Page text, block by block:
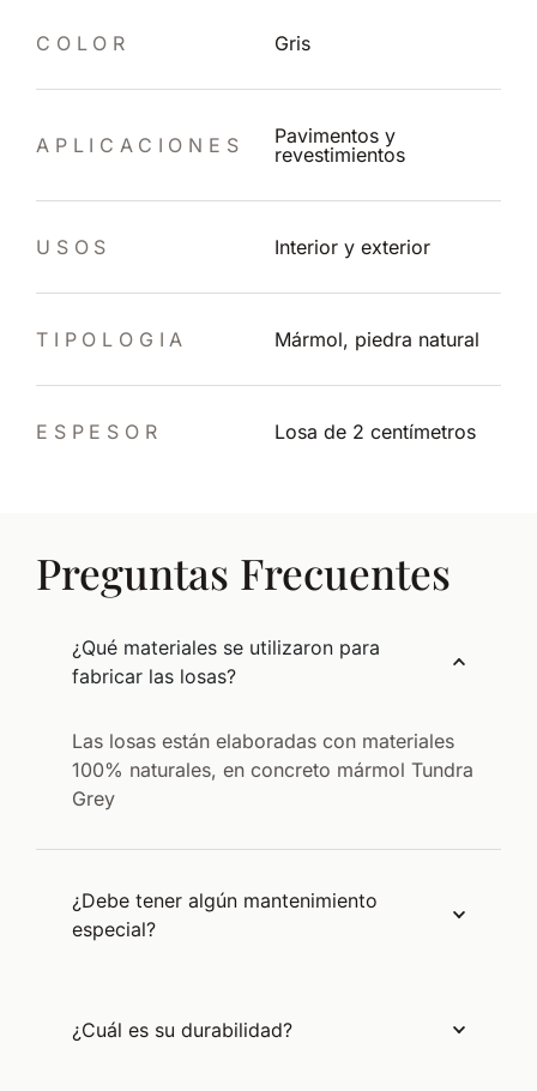
COLOR Gris
APLICACIONES
Pavimentos y
revestimientos
USOS Interior y exterior
TIPOLOGIA Mármol, piedra natural
ESPESOR Losa de 2 centímetros
Preguntas Frecuentes
¿Qué materiales se utilizaron para
fabricar las losas?
Las losas están elaboradas con materiales
100% naturales, en concreto mármol Tundra
Grey
¿Debe tener algún mantenimiento
especial?
¿Cuál es su durabilidad?